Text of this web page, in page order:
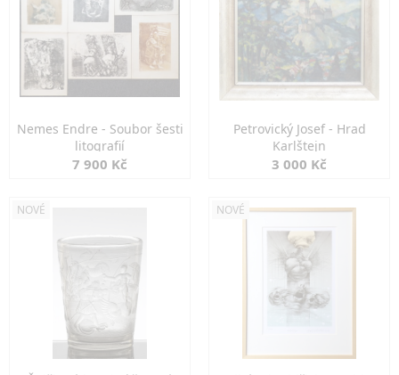
Nemes Endre - Soubor šesti
litografií
7 900 Kč
Petrovický Josef - Hrad
Karlštejn
3 000 Kč
NOVÉ NOVÉ